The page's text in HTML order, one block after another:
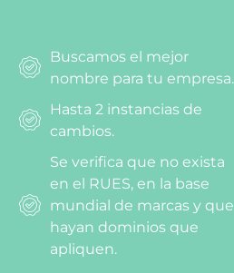
Buscamos el mejor
nombre para tu empresa.
Hasta 2 instancias de
cambios.
Se verifica que no exista
en el RUES, en la base
mundial de marcas y que
hayan dominios que
apliquen.